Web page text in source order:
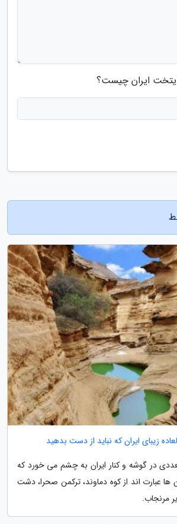
ایران چیست؟
در گوشه و کنار ایران به چشم می خورد که
عبارت اند از کوه دماوند، ترکمن صحرا، دشت
مرنجاب.